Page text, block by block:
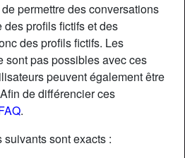
permettre des conversations
profils fictifs et des
des profils fictifs. Les
sont pas possibles avec ces
peuvent également être
de différencier ces
.
sont exacts :
chatDiscuter !